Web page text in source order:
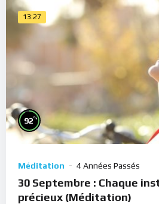
13:27
92%
Méditation 4 Années Passés
30 Septembre : Chaque
précieux (Méditation)